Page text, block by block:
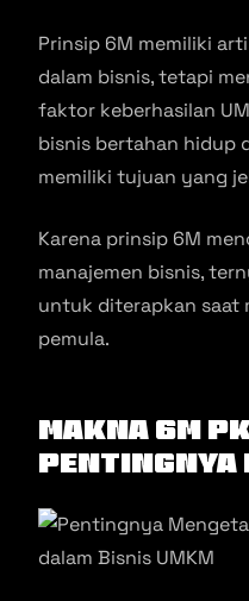
Prinsip 6M memiliki
dalam bisnis, tetapi
faktor keberhasilan
bisnis bertahan hidup
memiliki tujuan yang
Karena prinsip 6M
manajemen bisnis,
untuk diterapkan saat
pemula.
Makna 6M
Pentingnya